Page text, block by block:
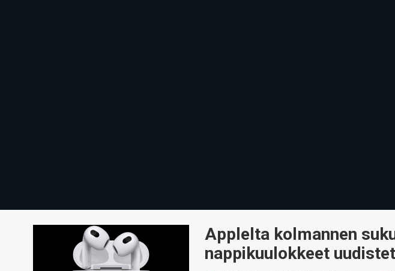
Applelta kolmannen
nappikuulokkeet